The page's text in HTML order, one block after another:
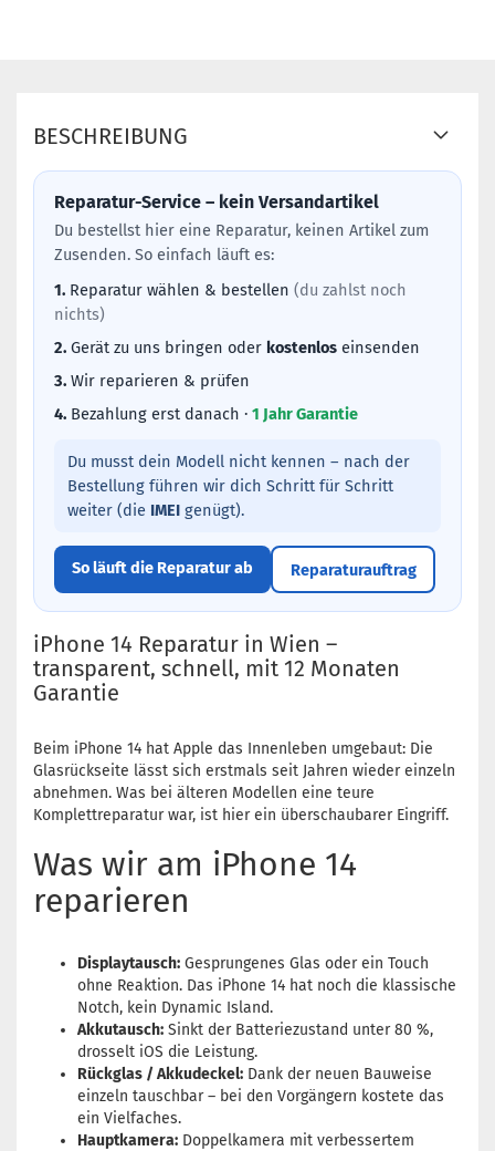
BESCHREIBUNG
Reparatur-Service – kein Versandartikel
Du bestellst hier eine Reparatur, keinen Artikel zum
Zusenden. So einfach läuft es:
1. Reparatur wählen & bestellen (du zahlst noch
nichts)
2. Gerät zu uns bringen oder kostenlos einsenden
3. Wir reparieren & prüfen
4. Bezahlung erst danach · 1 Jahr Garantie
Du musst dein Modell nicht kennen – nach der
Bestellung führen wir dich Schritt für Schritt
weiter (die IMEI genügt).
So läuft die Reparatur ab Reparaturauftrag
iPhone 14 Reparatur in Wien –
transparent, schnell, mit 12 Monaten
Garantie
Beim iPhone 14 hat Apple das Innenleben umgebaut: Die
Glasrückseite lässt sich erstmals seit Jahren wieder einzeln
abnehmen. Was bei älteren Modellen eine teure
Komplettreparatur war, ist hier ein überschaubarer Eingriff.
Was wir am iPhone 14
reparieren
Displaytausch: Gesprungenes Glas oder ein Touch
ohne Reaktion. Das iPhone 14 hat noch die klassische
Notch, kein Dynamic Island.
Akkutausch: Sinkt der Batteriezustand unter 80 %,
drosselt iOS die Leistung.
Rückglas / Akkudeckel: Dank der neuen Bauweise
einzeln tauschbar – bei den Vorgängern kostete das
ein Vielfaches.
Hauptkamera: Doppelkamera mit verbessertem